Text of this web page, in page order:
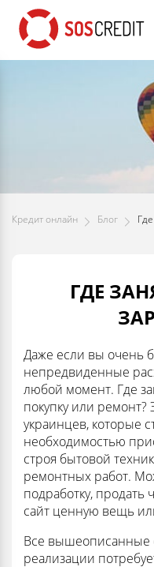
Кредит онлайн Блог
ГДЕ
Даже если вы очень
непредвиденные
любой момент. Где
покупку или ремонт?
украинцев, которые
необходимостью
строя бытовой
ремонтных работ.
подработку,
сайт ценную вещь
Все вышеописанные
реализации